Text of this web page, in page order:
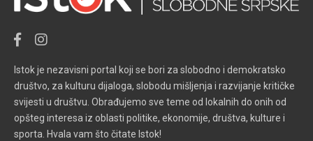
Istok je nezavisni portal koji se bori za slobodno i demokratsko
društvo, za kulturu dijaloga, slobodu mišljenja i razvijanje kritičke
svijesti u društvu. Obrađujemo sve teme od lokalnih do onih od
opšteg interesa iz oblasti politike, ekonomije, društva, kulture i
sporta. Hvala vam što čitate Istok!